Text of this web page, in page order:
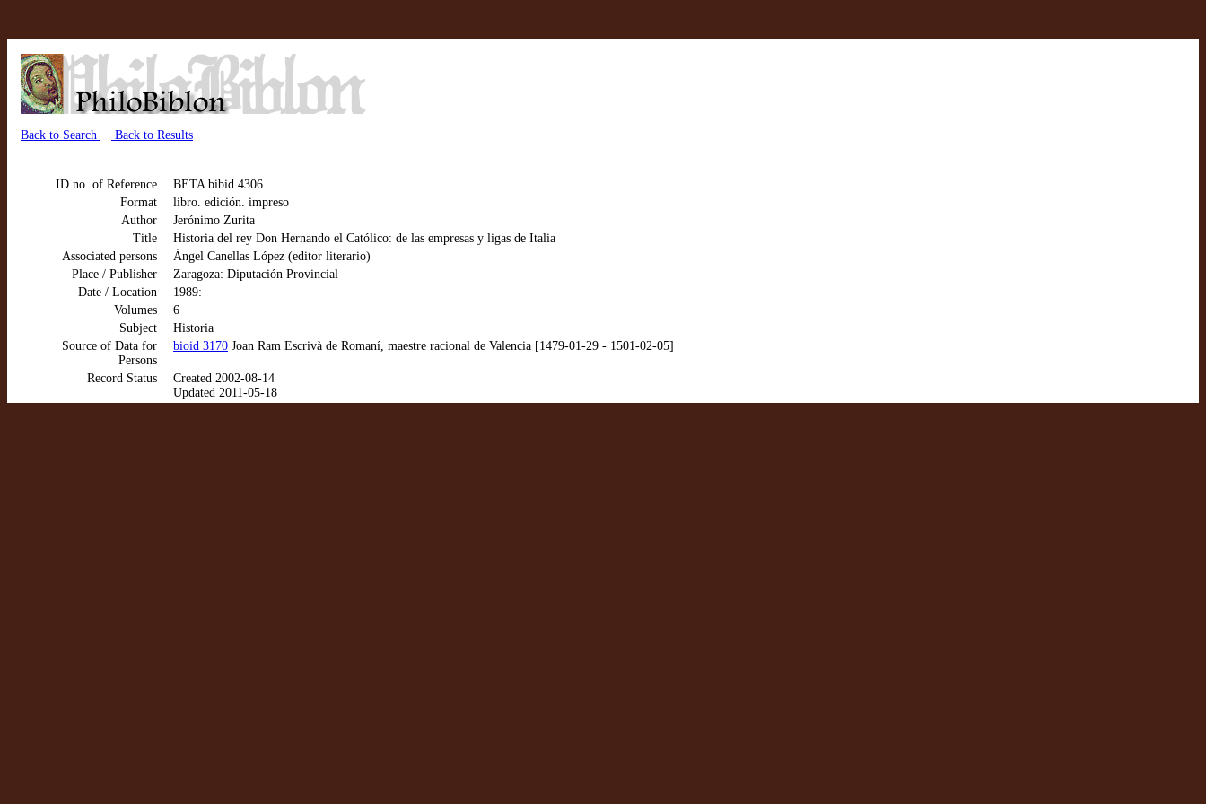
Back to Search Back to Results
ID no. of Reference
BETA bibid 4306
Format
libro. edición. impreso
Author
Jerónimo Zurita
Title
Historia del rey Don Hernando el Católico: de las empresas y ligas de Italia
Associated persons
Ángel Canellas López (editor literario)
Place / Publisher
Zaragoza: Diputación Provincial
Date / Location
1989:
Volumes
6
Subject
Historia
Source of Data for
Persons
bioid 3170 Joan Ram Escrivà de Romaní, maestre racional de Valencia [1479-01-29 - 1501-02-05]
Record Status
Created 2002-08-14
Updated 2011-05-18